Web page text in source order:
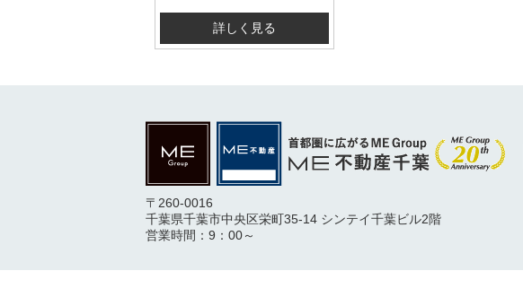
詳しく見る
〒260-0016
千葉県千葉市中央区栄町35-14 シンテイ千葉ビル2階
営業時間：9：00～